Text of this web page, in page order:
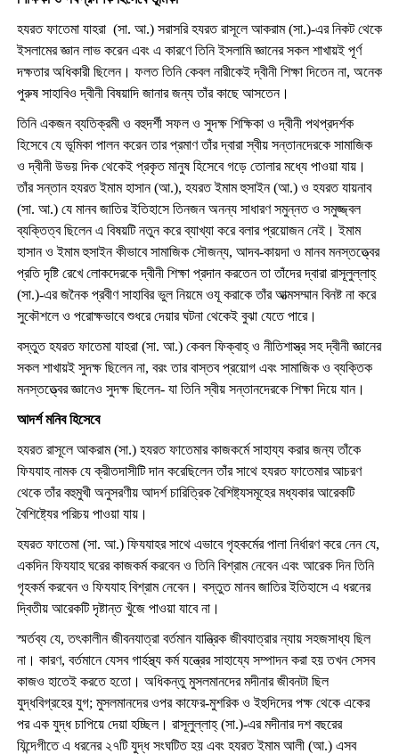
হযরত ফাতেমা যাহরা (সা. আ.) সরাসরি হযরত রাসূলে আকরাম (সা.)-এর নিকট থেকে
ইসলামের জ্ঞান লাভ করেন এবং এ কারণে তিনি ইসলামি জ্ঞানের সকল শাখায়ই পূর্ণ
দক্ষতার অধিকারী ছিলেন। ফলত তিনি কেবল নারীকেই দ্বীনী শিক্ষা দিতেন না, অনেক
পুরুষ সাহাবিও দ্বীনী বিষয়াদি জানার জন্য তাঁর কাছে আসতেন।
তিনি একজন ব্যতিক্রমী ও বহুদর্শী সফল ও সুদক্ষ শিক্ষিকা ও দ্বীনী পথপ্রদর্শক
হিসেবে যে ভূমিকা পালন করেন তার প্রমাণ তাঁর দ্বারা স্বীয় সন্তানদেরকে সামাজিক
ও দ্বীনী উভয় দিক থেকেই প্রকৃত মানুষ হিসেবে গড়ে তোলার মধ্যে পাওয়া যায়।
তাঁর সন্তান হযরত ইমাম হাসান (আ.), হযরত ইমাম হুসাইন (আ.) ও হযরত যায়নাব
(সা. আ.) যে মানব জাতির ইতিহাসে তিনজন অনন্য সাধারণ সমুন্নত ও সমুজ্জ্বল
ব্যক্তিত্ব ছিলেন এ বিষয়টি নতুন করে ব্যাখ্যা করে বলার প্রয়োজন নেই। ইমাম
হাসান ও ইমাম হুসাইন কীভাবে সামাজিক সৌজন্য, আদব-কায়দা ও মানব মনস্তত্ত্বের
প্রতি দৃষ্টি রেখে লোকদেরকে দ্বীনী শিক্ষা প্রদান করতেন তা তাঁদের দ্বারা রাসূলুল্লাহ্
(সা.)-এর জনৈক প্রবীণ সাহাবির ভুল নিয়মে ওযূ করাকে তাঁর আত্মসম্মান বিনষ্ট না করে
সুকৌশলে ও পরোক্ষভাবে শুধরে দেয়ার ঘটনা থেকেই বুঝা যেতে পারে।
বস্তুত হযরত ফাতেমা যাহরা (সা. আ.) কেবল ফিক্বাহ্ ও নীতিশাস্ত্র সহ দ্বীনী জ্ঞানের
সকল শাখায়ই সুদক্ষ ছিলেন না, বরং তার বাস্তব প্রয়োগ এবং সামাজিক ও ব্যক্তিক
মনস্তত্ত্বের জ্ঞানেও সুদক্ষ ছিলেন- যা তিনি স্বীয় সন্তানদেরকে শিক্ষা দিয়ে যান।
আদর্শ মনিব হিসেবে
হযরত রাসূলে আকরাম (সা.) হযরত ফাতেমার কাজকর্মে সাহায্য করার জন্য তাঁকে
ফিযযাহ নামক যে ক্রীতদাসীটি দান করেছিলেন তাঁর সাথে হযরত ফাতেমার আচরণ
থেকে তাঁর বহুমুখী অনুসরণীয় আদর্শ চারিত্রিক বৈশিষ্ট্যসমূহের মধ্যকার আরেকটি
বৈশিষ্ট্যের পরিচয় পাওয়া যায়।
হযরত ফাতেমা (সা. আ.) ফিযযাহর সাথে এভাবে গৃহকর্মের পালা নির্ধারণ করে নেন যে,
একদিন ফিযযাহ ঘরের কাজকর্ম করবেন ও তিনি বিশ্রাম নেবেন এবং আরেক দিন তিনি
গৃহকর্ম করবেন ও ফিযযাহ বিশ্রাম নেবেন। বস্তুত মানব জাতির ইতিহাসে এ ধরনের
দ্বিতীয় আরেকটি দৃষ্টান্ত খুঁজে পাওয়া যাবে না।
স্মর্তব্য যে, তৎকালীন জীবনযাত্রা বর্তমান যান্ত্রিক জীবযাত্রার ন্যায় সহজসাধ্য ছিল
না। কারণ, বর্তমানে যেসব গার্হস্থ্য কর্ম যন্ত্রের সাহায্যে সম্পাদন করা হয় তখন সেসব
কাজও হাতেই করতে হতো। অধিকন্তু মুসলমানদের মদীনার জীবনটা ছিল
যুদ্ধবিগ্রহের যুগ; মুসলমানদের ওপর কাফের-মুশরিক ও ইহুদিদের পক্ষ থেকে একের
পর এক যুদ্ধ চাপিয়ে দেয়া হচ্ছিল। রাসূলুল্লাহ্ (সা.)-এর মদীনার দশ বছরের
যিন্দেগীতে এ ধরনের ২৭টি যুদ্ধ সংঘটিত হয় এবং হযরত ইমাম আলী (আ.) এসব